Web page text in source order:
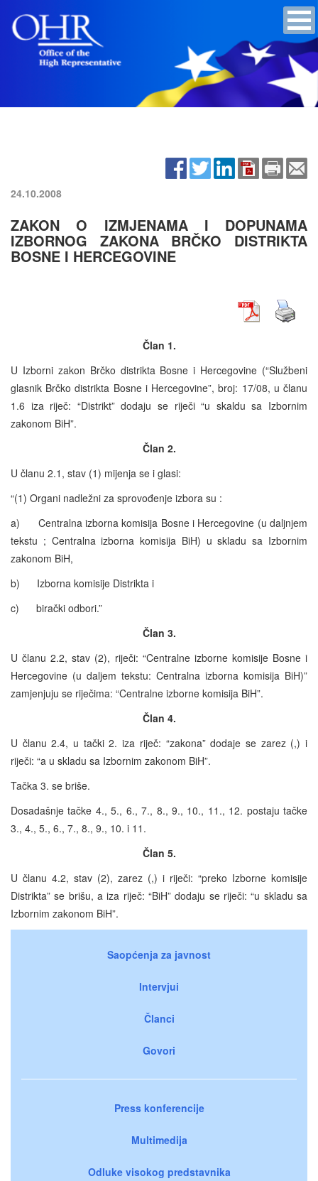
24.10.2008
ZAKON O IZMJENAMA I DOPUNAMA
IZBORNOG ZAKONA BRČKO DISTRIKTA
BOSNE I HERCEGOVINE
Član 1.
U Izborni zakon Brčko distrikta Bosne i Hercegovine (“Službeni
glasnik Brčko distrikta Bosne i Hercegovine”, broj: 17/08, u članu
1.6 iza riječ: “Distrikt” dodaju se riječi “u skaldu sa Izbornim
zakonom BiH”.
Član 2.
U članu 2.1, stav (1) mijenja se i glasi:
“(1) Organi nadležni za sprovođenje izbora su :
a) Centralna izborna komisija Bosne i Hercegovine (u daljnjem
tekstu ; Centralna izborna komisija BiH) u skladu sa Izbornim
zakonom BiH,
b) Izborna komisije Distrikta i
c) birački odbori.”
Član 3.
U članu 2.2, stav (2), riječi: “Centralne izborne komisije Bosne i
Hercegovine (u daljem tekstu: Centralna izborna komisija BiH)”
zamjenjuju se riječima: “Centralne izborne komisija BiH”.
Član 4.
U članu 2.4, u tački 2. iza riječ: “zakona” dodaje se zarez (,) i
riječi: “a u skladu sa Izbornim zakonom BiH”.
Tačka 3. se briše.
Dosadašnje tačke 4., 5., 6., 7., 8., 9., 10., 11., 12. postaju tačke
3., 4., 5., 6., 7., 8., 9., 10. i 11.
Član 5.
U članu 4.2, stav (2), zarez (,) i riječi: “preko Izborne komisije
Distrikta” se brišu, a iza riječ: “BiH” dodaju se riječi: “u skladu sa
Izbornim zakonom BiH”.
Saopćenja za javnost
Intervjui
Članci
Govori
Press konferencije
Multimedija
Odluke visokog predstavnika